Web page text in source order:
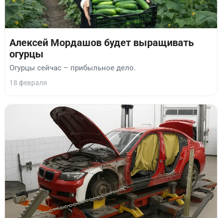
Алексей Мордашов будет выращивать
огурцы
Огурцы сейчас – прибыльное дело.
18 февраля